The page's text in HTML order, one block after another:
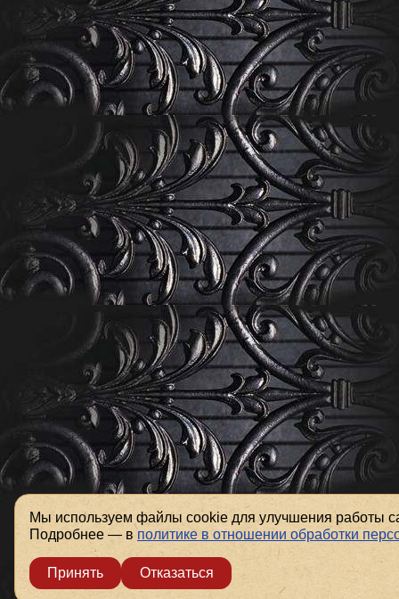
Мы используем файлы cookie для улучшения работы
Подробнее — в политике в отношении обработки
Принять Отказаться